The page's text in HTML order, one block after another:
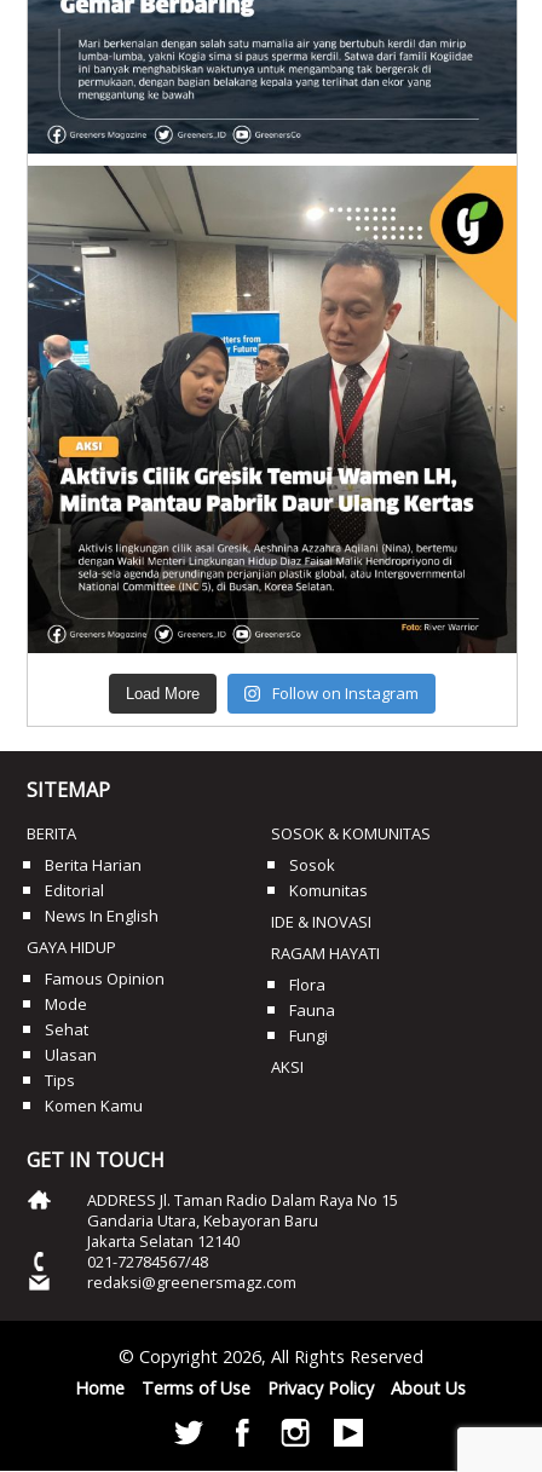
Load More Follow on Instagram
SITEMAP
BERITA
Berita Harian
Editorial
News In English
GAYA HIDUP
Famous Opinion
Mode
Sehat
Ulasan
Tips
Komen Kamu
SOSOK & KOMUNITAS
Sosok
Komunitas
IDE & INOVASI
RAGAM HAYATI
Flora
Fauna
Fungi
AKSI
GET IN TOUCH
ADDRESS Jl. Taman Radio Dalam Raya No 15
Gandaria Utara, Kebayoran Baru
Jakarta Selatan 12140
021-72784567/48
redaksi@greenersmagz.com
© Copyright 2026, All Rights Reserved
Home
Terms of Use Privacy Policy About Us